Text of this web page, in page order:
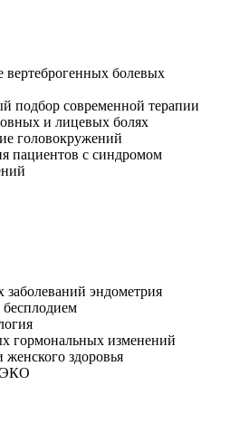
вертеброгенных болевых
подбор современной терапии
и лицевых болях
головокружений
пациентов с синдромом
заболеваний эндометрия
гормональных изменений
здоровья
ЭКО